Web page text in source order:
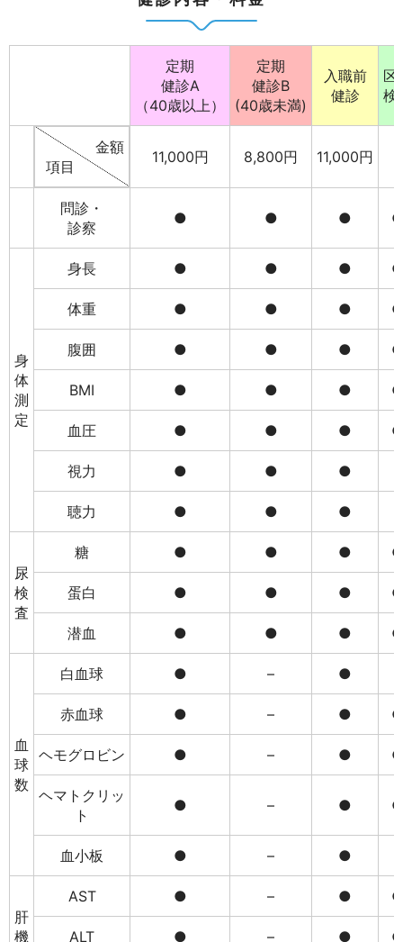
定期
健診A
（40歳以上）
定期
健診B
(40歳未満)
入職前
健診
区
検
金額
項目
11,000円 8,800円 11,000円
問診・
診察
● ● ●
身
体
測
定
身長 ● ● ●
体重 ● ● ●
腹囲 ● ● ●
BMI ● ● ●
血圧 ● ● ●
視力 ● ● ●
聴力 ● ● ●
尿
検
査
糖 ● ● ●
蛋白 ● ● ●
潜血 ● ● ●
血
球
数
白血球 ● – ●
赤血球 ● – ●
ヘモグロビン ● – ●
ヘマトクリッ
ト
● – ●
血小板 ● – ●
肝
機
AST ● – ●
ALT ● – ●